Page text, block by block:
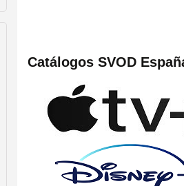
Catálogos SVOD